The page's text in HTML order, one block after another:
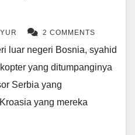
2 COMMENTS
luar negeri Bosnia, syahid
yang ditumpanginya
Serbia yang
yang mereka